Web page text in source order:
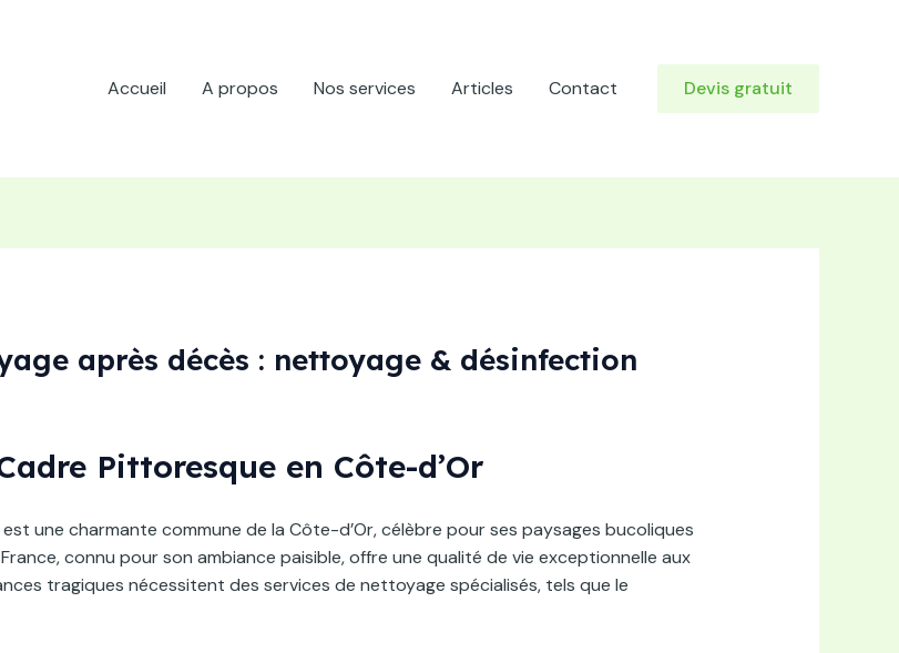
Accueil
A propos Nos services Articles Contact Devis gratuit
après décès : nettoyage & désinfection
Pittoresque en Côte-d’Or
une charmante commune de la Côte-d’Or, célèbre pour ses paysages bucoliques
connu pour son ambiance paisible, offre une qualité de vie exceptionnelle aux
tragiques nécessitent des services de nettoyage spécialisés, tels que le